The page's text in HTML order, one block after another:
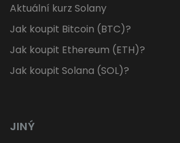
Aktuální kurz Solany
Jak koupit Bitcoin (BTC)?
Jak koupit Ethereum (ETH)?
Jak koupit Solana (SOL)?
JINÝ